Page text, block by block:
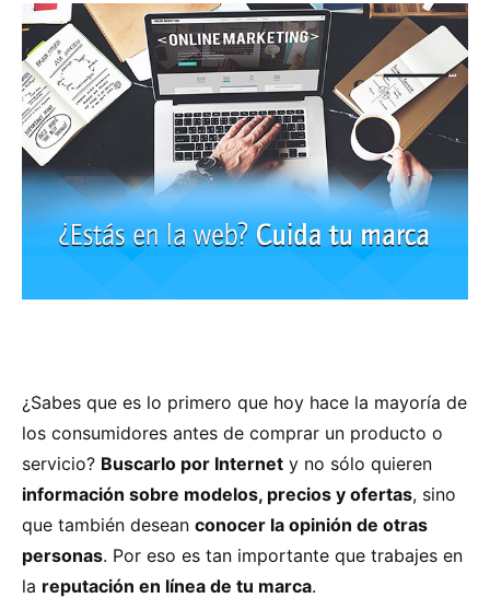
¿Sabes que es lo primero que hoy hace la mayoría de
los consumidores antes de comprar un producto o
servicio? Buscarlo por Internet y no sólo quieren
información sobre modelos, precios y ofertas, sino
que también desean conocer la opinión de otras
personas. Por eso es tan importante que trabajes en
la reputación en línea de tu marca.